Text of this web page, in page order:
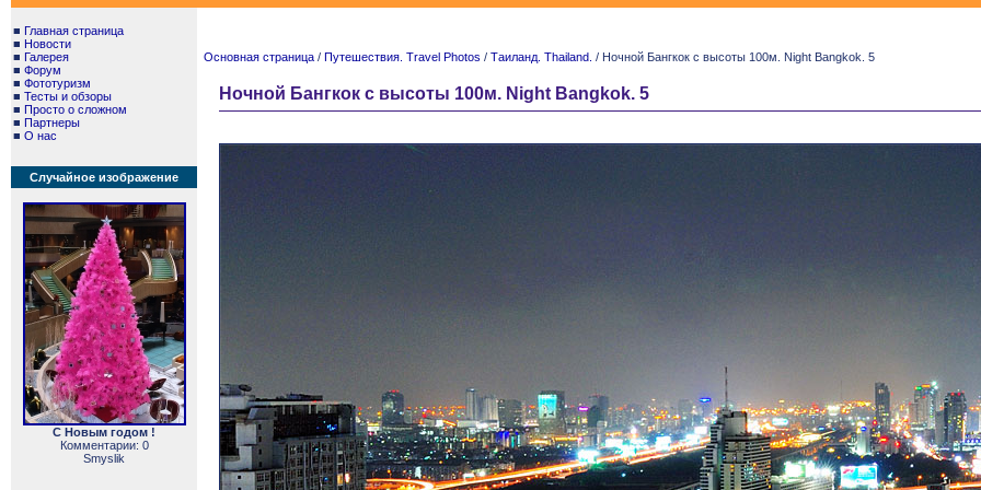
■ Главная страница
■ Новости
■ Галерея
■ Форум
■ Фототуризм
■ Тесты и обзоры
■ Просто о сложном
■ Партнеры
■ О нас
Случайное изображение
С Новым годом !
Комментарии: 0
Smyslik
Основная страница / Путешествия. Travel Photos / Таиланд. Thailand. / Ночной Бангкок с высоты 100м. Night Bangkok. 5
Ночной Бангкок с высоты 100м. Night Bangkok. 5